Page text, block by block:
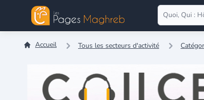
Accueil Tous les secteurs d'activité